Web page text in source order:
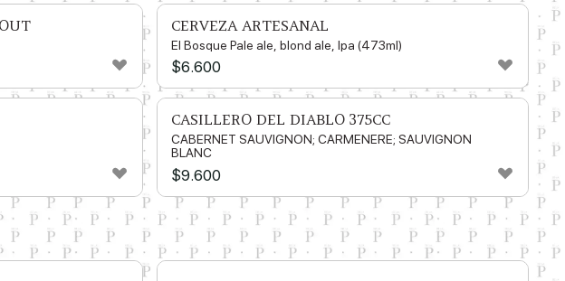
CERVEZA ARTESANAL
El Bosque Pale ale, blond ale, Ipa (473ml)
$6.600
CASILLERO DEL DIABLO 375CC
CABERNET SAUVIGNON; CARMENERE; SAUVIGNON
BLANC
$9.600